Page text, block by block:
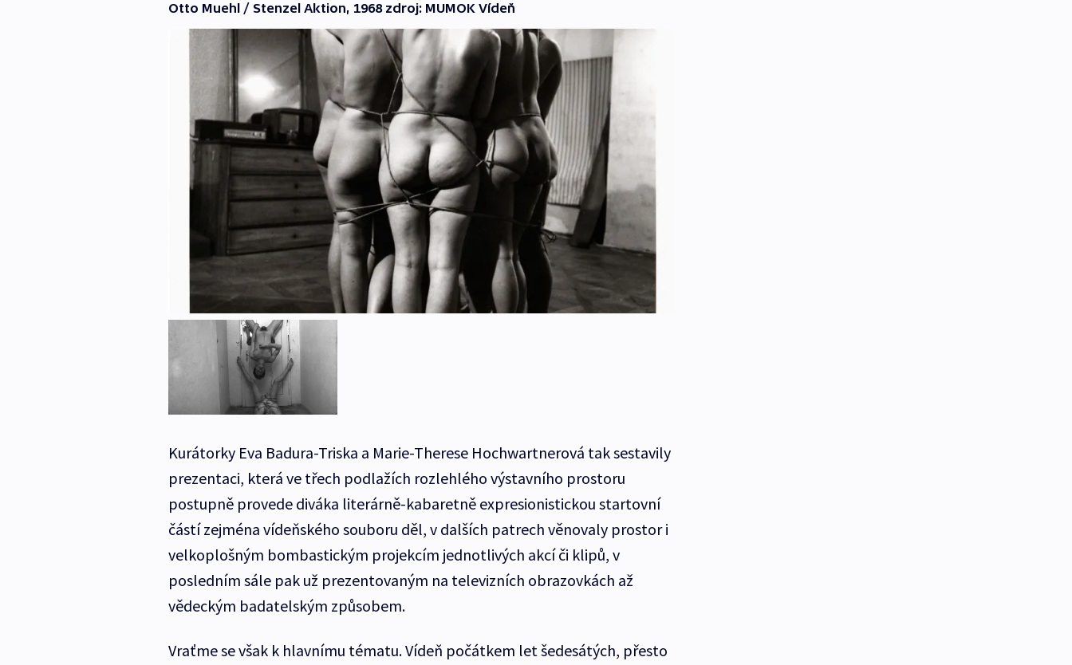
Otto Muehl / Stenzel Aktion, 1968 zdroj: MUMOK Vídeň
Kurátorky Eva Badura-Triska a Marie-Therese Hochwartnerová tak sestavily
prezentaci, která ve třech podlažích rozlehlého výstavního prostoru
postupně provede diváka literárně-kabaretně expresionistickou startovní
částí zejména vídeňského souboru děl, v dalších patrech věnovaly prostor i
velkoplošným bombastickým projekcím jednotlivých akcí či klipů, v
posledním sále pak už prezentovaným na televizních obrazovkách až
vědeckým badatelským způsobem.
Vraťme se však k hlavnímu tématu. Vídeň počátkem let šedesátých, přesto